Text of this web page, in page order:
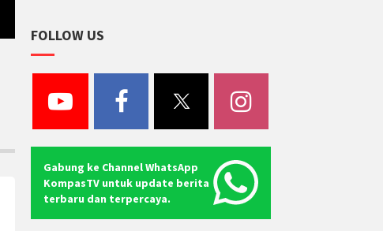
FOLLOW US
Gabung ke Channel WhatsApp
KompasTV untuk update berita
terbaru dan terpercaya.